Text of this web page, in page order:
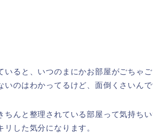
いると、いつのまにかお部屋がごちゃ
いのはわかってるけど、面倒くさいんで
ちんと整理されている部屋って気持ち
リした気分になります。